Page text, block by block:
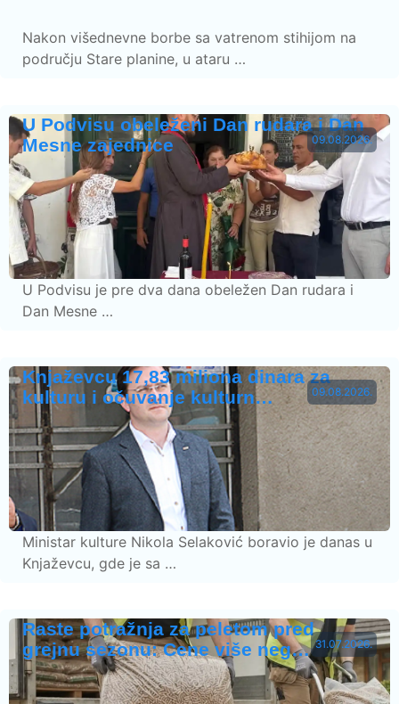
Nakon višednevne borbe sa vatrenom stihijom na
području Stare planine, u ataru …
09.08.2026.
U Podvisu obeleženi Dan rudara i Dan
Mesne zajednice
U Podvisu je pre dva dana obeležen Dan rudara i
Dan Mesne …
09.08.2026.
Knjaževcu 17,83 miliona dinara za
kulturu i očuvanje kulturn…
Ministar kulture Nikola Selaković boravio je danas u
Knjaževcu, gde je sa …
31.07.2026.
Raste potražnja za peletom pred
grejnu sezonu: Cene više neg…